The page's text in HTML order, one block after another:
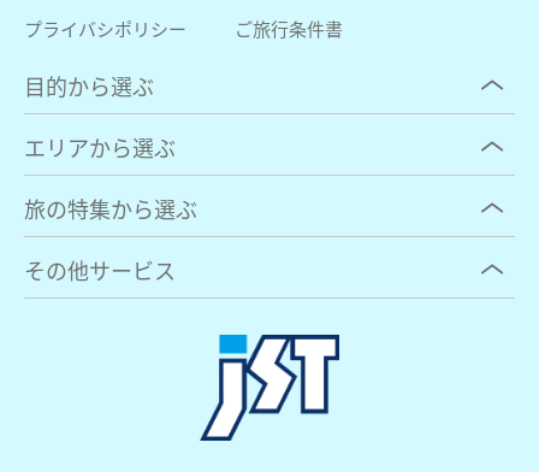
プライバシポリシー
ご旅行条件書
目的から選ぶ
エリアから選ぶ
旅の特集から選ぶ
その他サービス